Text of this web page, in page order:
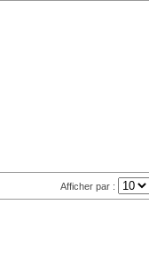
Afficher par :